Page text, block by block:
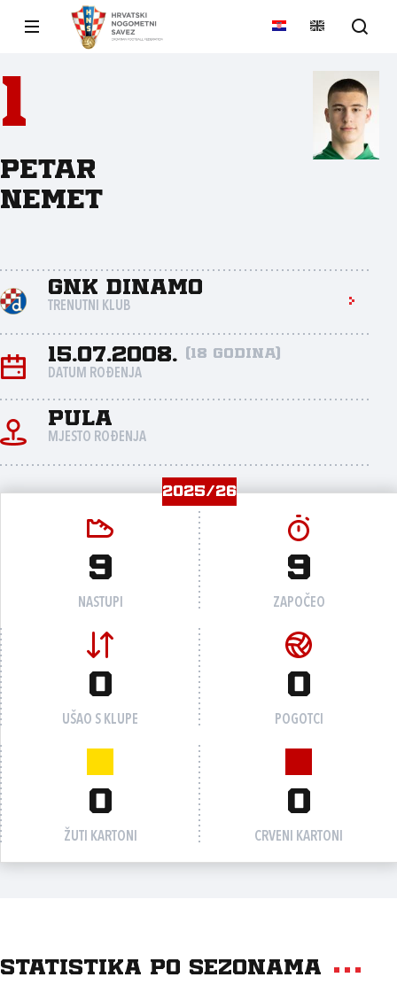
1
Petar
Nemet
GNK Dinamo
TRENUTNI KLUB
15.07.2008. (18 godina)
DATUM ROĐENJA
Pula
MJESTO ROĐENJA
2025/26
9
NASTUPI
9
ZAPOČEO
0
UŠAO S KLUPE
0
POGOTCI
0
ŽUTI KARTONI
0
CRVENI KARTONI
Statistika po sezonama